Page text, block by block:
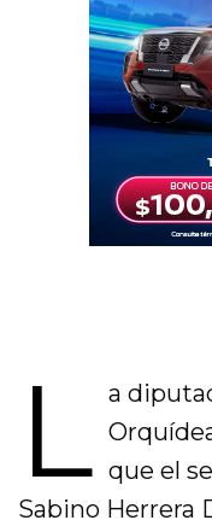
L a
que el
Sabino Herrera